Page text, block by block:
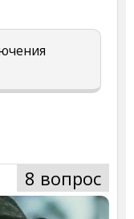
8 вопрос